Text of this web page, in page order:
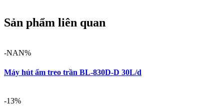
Sản phẩm liên quan
-NAN%
Máy hút ẩm treo trần BL-830D-D 30L/d
-13%